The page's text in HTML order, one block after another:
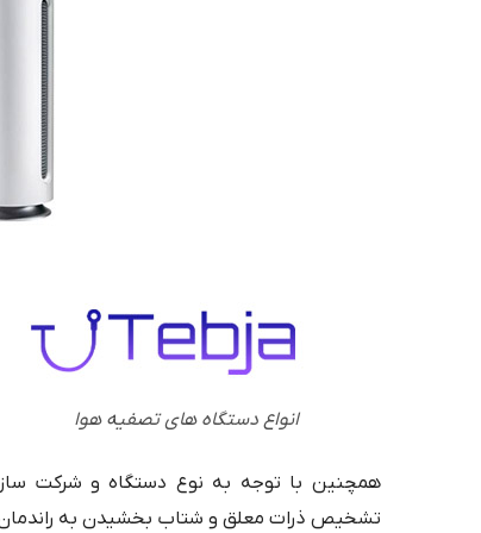
انواع دستگاه های تصفیه هوا
همچنین با توجه به نوع دستگاه و شرکت
تشخیص ذرات معلق و شتاب بخشیدن به راندمان